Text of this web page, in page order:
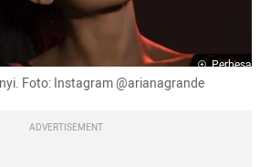
Perbesar
Foto: Instagram @arianagrande
ADVERTISEMENT